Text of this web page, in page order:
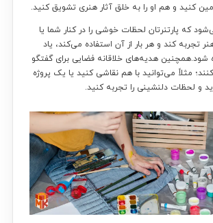
کنید و هم او را به خلق آثار هنری تشویق کنید.
که پارتنرتان لحظات خوشی را در کنار شما یا
تجربه کند و هر بار از آن استفاده می‌کند، یاد
هدیه‌های خلاقانه فضایی برای گفتگو
مثلاً می‌توانید با هم نقاشی کنید یا یک پروژه
و لحظات دلنشینی را تجربه کنید.